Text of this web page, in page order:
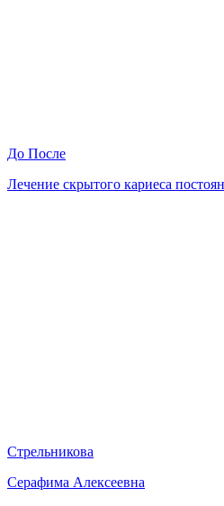
До После
Лечение скрытого кариеса
Стрельникова
Серафима Алексеевна